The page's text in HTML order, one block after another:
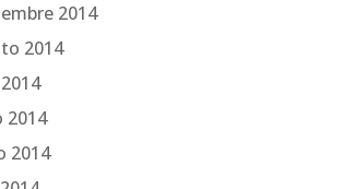
2014
2014
2014
2014